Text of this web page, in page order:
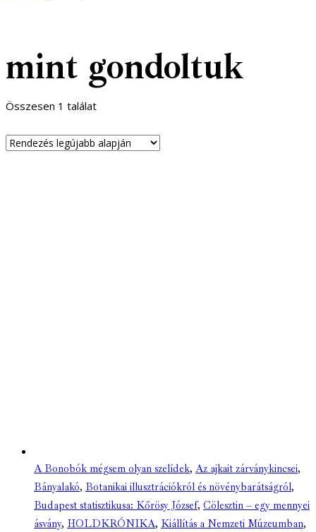
mint gondoltuk
Összesen 1 találat
A Bonobók mégsem olyan szelídek, Az ajkait zárványkincsei,
Bányalakó, Botanikai illusztrációkról és növénybarátságról,
Budapest statisztikusa: Kőrösy József, Cölesztin – egy mennyei
ásvány, HOLDKRÓNIKA, Kiállítás a Nemzeti Múzeumban,